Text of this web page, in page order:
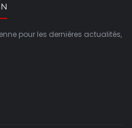
pour les dernières actualités,